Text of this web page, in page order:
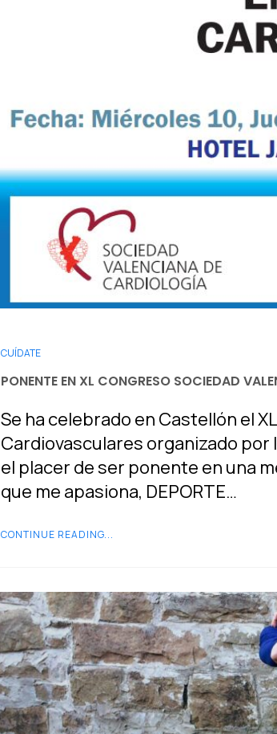
CUÍDATE
PONENTE EN XL CONGRESO SOCIEDAD
Se ha celebrado en Castellón el
Cardiovasculares organizado por
el placer de ser ponente en una
que me apasiona, DEPORTE…
CONTINUE READING...